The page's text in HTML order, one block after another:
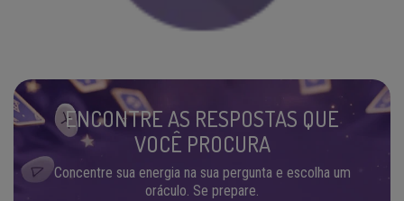
ENCONTRE AS RESPOSTAS QUE
VOCÊ PROCURA
Concentre sua energia na sua pergunta e escolha um
oráculo. Se prepare.